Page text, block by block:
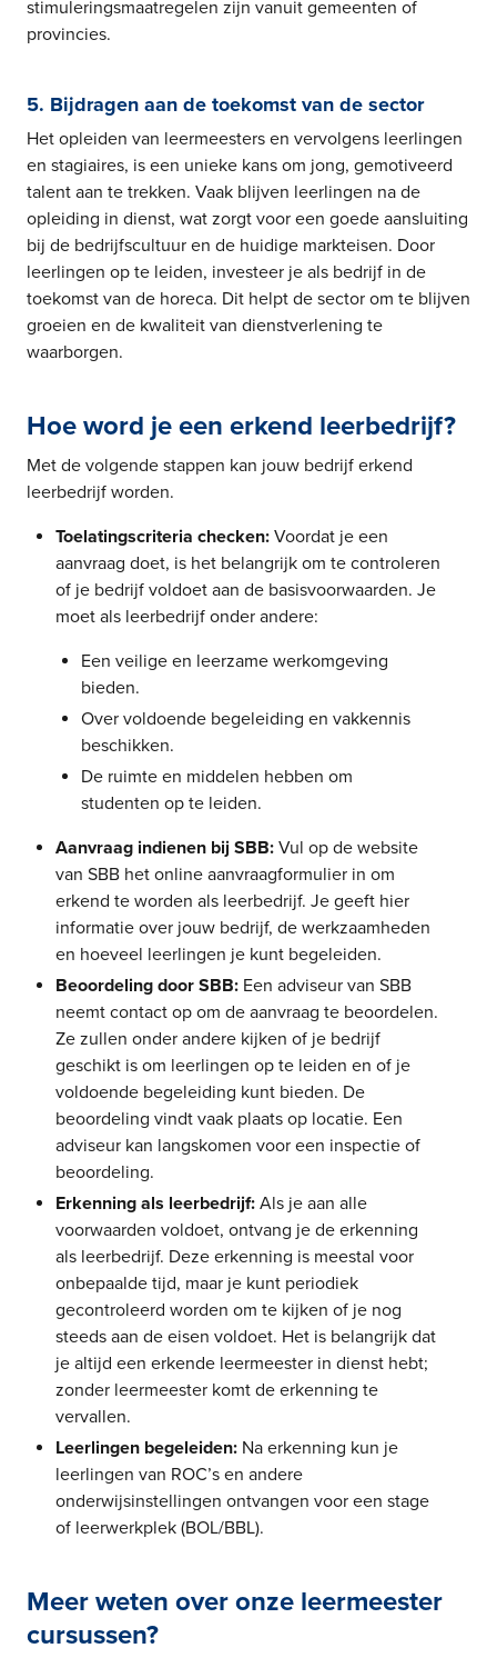
stimuleringsmaatregelen zijn vanuit gemeenten of
provincies.
5. Bijdragen aan de toekomst van de sector
Het opleiden van leermeesters en vervolgens leerlingen
en stagiaires, is een unieke kans om jong, gemotiveerd
talent aan te trekken. Vaak blijven leerlingen na de
opleiding in dienst, wat zorgt voor een goede aansluiting
bij de bedrijfscultuur en de huidige markteisen. Door
leerlingen op te leiden, investeer je als bedrijf in de
toekomst van de horeca. Dit helpt de sector om te blijven
groeien en de kwaliteit van dienstverlening te
waarborgen.
Hoe word je een erkend leerbedrijf?
Met de volgende stappen kan jouw bedrijf erkend
leerbedrijf worden.
Toelatingscriteria checken: Voordat je een
aanvraag doet, is het belangrijk om te controleren
of je bedrijf voldoet aan de basisvoorwaarden. Je
moet als leerbedrijf onder andere:
Een veilige en leerzame werkomgeving
bieden.
Over voldoende begeleiding en vakkennis
beschikken.
De ruimte en middelen hebben om
studenten op te leiden.
Aanvraag indienen bij SBB: Vul op de website
van SBB het online aanvraagformulier in om
erkend te worden als leerbedrijf. Je geeft hier
informatie over jouw bedrijf, de werkzaamheden
en hoeveel leerlingen je kunt begeleiden.
Beoordeling door SBB: Een adviseur van SBB
neemt contact op om de aanvraag te beoordelen.
Ze zullen onder andere kijken of je bedrijf
geschikt is om leerlingen op te leiden en of je
voldoende begeleiding kunt bieden. De
beoordeling vindt vaak plaats op locatie. Een
adviseur kan langskomen voor een inspectie of
beoordeling.
Erkenning als leerbedrijf: Als je aan alle
voorwaarden voldoet, ontvang je de erkenning
als leerbedrijf. Deze erkenning is meestal voor
onbepaalde tijd, maar je kunt periodiek
gecontroleerd worden om te kijken of je nog
steeds aan de eisen voldoet. Het is belangrijk dat
je altijd een erkende leermeester in dienst hebt;
zonder leermeester komt de erkenning te
vervallen.
Leerlingen begeleiden: Na erkenning kun je
leerlingen van ROC’s en andere
onderwijsinstellingen ontvangen voor een stage
of leerwerkplek (BOL/BBL).
Meer weten over onze leermeester
cursussen?